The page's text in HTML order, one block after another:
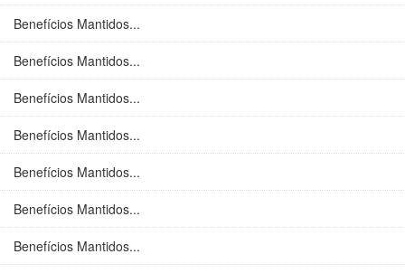
Benefícios Mantidos...
Benefícios Mantidos...
Benefícios Mantidos...
Benefícios Mantidos...
Benefícios Mantidos...
Benefícios Mantidos...
Benefícios Mantidos...